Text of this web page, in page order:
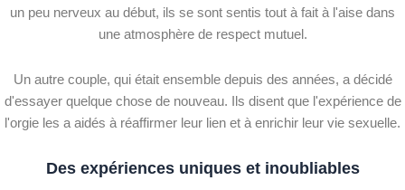
un peu nerveux au début, ils se sont sentis tout à fait à l'aise dans
une atmosphère de respect mutuel.
Un autre couple, qui était ensemble depuis des années, a décidé
d'essayer quelque chose de nouveau. Ils disent que l'expérience de
l'orgie les a aidés à réaffirmer leur lien et à enrichir leur vie sexuelle.
Des expériences uniques et inoubliables